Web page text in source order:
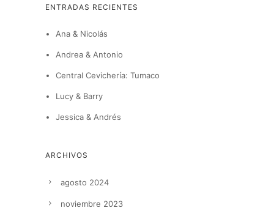
ENTRADAS RECIENTES
Ana & Nicolás
Andrea & Antonio
Central Cevichería: Tumaco
Lucy & Barry
Jessica & Andrés
ARCHIVOS
agosto 2024
noviembre 2023